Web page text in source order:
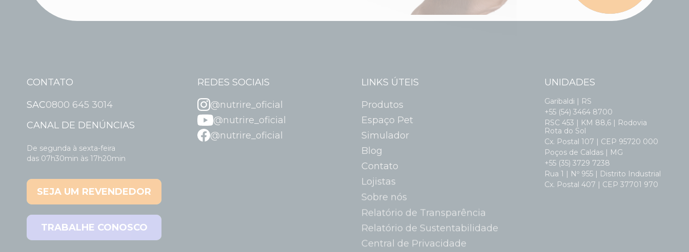
CONTATO
SAC0800 645 3014
CANAL DE DENÚNCIAS
De segunda à sexta-feira
das 07h30min às 17h20min
SEJA UM REVENDEDOR
TRABALHE CONOSCO
REDES SOCIAIS
@nutrire_oficial
@nutrire_oficial
@nutrire_oficial
LINKS ÚTEIS
Produtos
Espaço Pet
Simulador
Blog
Contato
Lojistas
Sobre nós
Relatório de Transparência
Relatório de Sustentabilidade
Central de Privacidade
UNIDADES
Garibaldi | RS
+55 (54) 3464 8700
RSC 453 | KM 88,6 | Rodovia
Rota do Sol
Cx. Postal 107 | CEP 95720 000
Poços de Caldas | MG
+55 (35) 3729 7238
Rua 1 | Nº 955 | Distrito Industrial
Cx. Postal 407 | CEP 37701 970